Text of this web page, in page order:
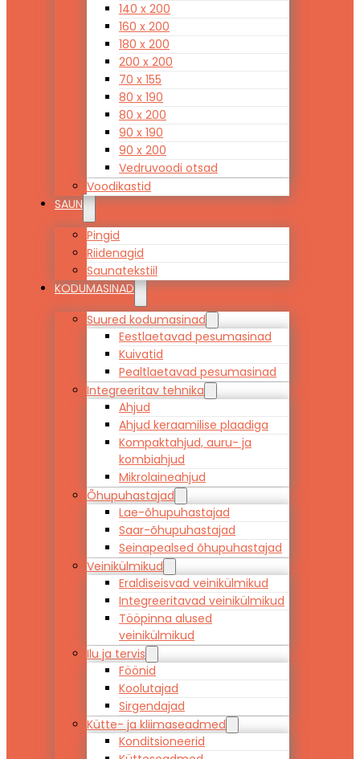
140 x 200
160 x 200
180 x 200
200 x 200
70 x 155
80 x 190
80 x 200
90 x 190
90 x 200
Vedruvoodi otsad
Voodikastid
SAUN
Pingid
Riidenagid
Saunatekstiil
KODUMASINAD
Suured kodumasinad
Eestlaetavad pesumasinad
Kuivatid
Pealtlaetavad pesumasinad
Integreeritav tehnika
Ahjud
Ahjud keraamilise plaadiga
Kompaktahjud, auru- ja
kombiahjud
Mikrolaineahjud
Õhupuhastajad
Lae-õhupuhastajad
Saar-õhupuhastajad
Seinapealsed õhupuhastajad
Veinikülmikud
Eraldiseisvad veinikülmikud
Integreeritavad veinikülmikud
Tööpinna alused
veinikülmikud
Ilu ja tervis
Föönid
Koolutajad
Sirgendajad
Kütte- ja kliimaseadmed
Konditsioneerid